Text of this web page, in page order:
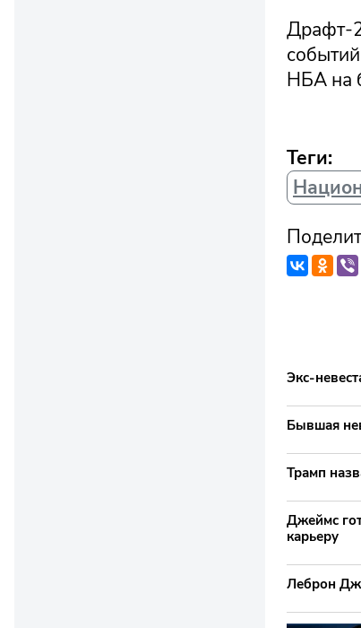
Драфт-
НБА на
Теги:
Экс-
Бывшая
Трамп
Джеймс
карьеру
Леброн